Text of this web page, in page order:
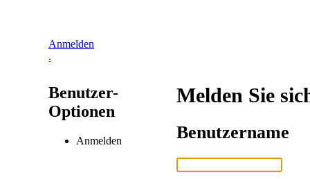
Anmelden
.
Benutzer-
Optionen
Anmelden
Melden Sie
Benutzername